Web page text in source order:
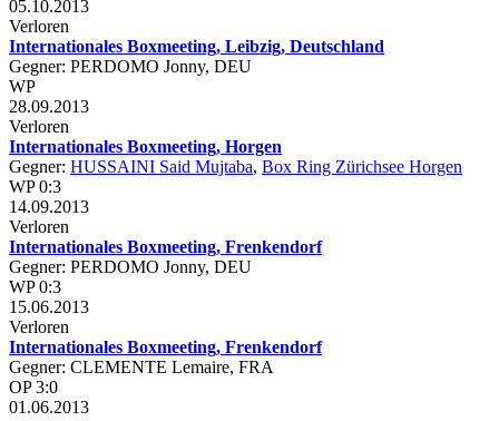
05.10.2013
Verloren
Internationales Boxmeeting, Leibzig, Deutschland
Gegner: PERDOMO Jonny, DEU
WP
28.09.2013
Verloren
Internationales Boxmeeting, Horgen
Gegner: HUSSAINI Said Mujtaba, Box Ring Zürichsee Horgen
WP 0:3
14.09.2013
Verloren
Internationales Boxmeeting, Frenkendorf
Gegner: PERDOMO Jonny, DEU
WP 0:3
15.06.2013
Verloren
Internationales Boxmeeting, Frenkendorf
Gegner: CLEMENTE Lemaire, FRA
OP 3:0
01.06.2013